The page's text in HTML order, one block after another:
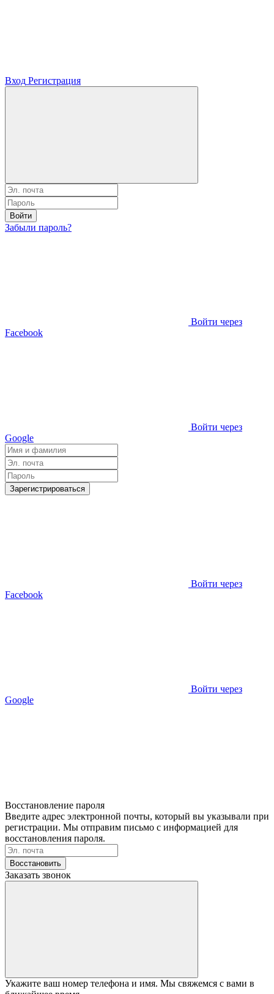
Вход Регистрация
Войти
Забыли пароль?
Войти через
Facebook
Войти через
Google
Зарегистрироваться
Войти через
Facebook
Войти через
Google
Восстановление пароля
Введите адрес электронной почты, который вы указывали при
регистрации. Мы отправим письмо с информацией для
восстановления пароля.
Восстановить
Заказать звонок
Укажите ваш номер телефона и имя. Мы свяжемся с вами в